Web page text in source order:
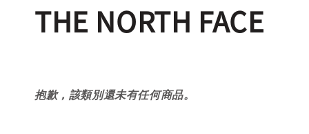
THE NORTH FACE
抱歉，該類別還未有任何商品。